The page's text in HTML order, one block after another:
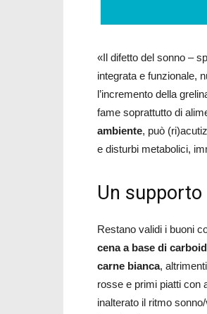
«Il difetto del sonno –
integrata e funzionale,
l’incremento della
fame soprattutto di
ambiente, può
e disturbi metabolici,
Un
Restano validi i buoni
cena a base di
carne bianca,
rosse e primi piatti con
inalterato il ritmo